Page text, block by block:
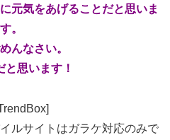
元気をあげることだと思いま
す。
んなさい。
と思います！
ルサイトはガラケ対応のみで